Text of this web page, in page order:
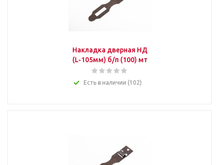
Накладка дверная НД
(L-105мм) б/п (100) мт
Есть в наличии (102)